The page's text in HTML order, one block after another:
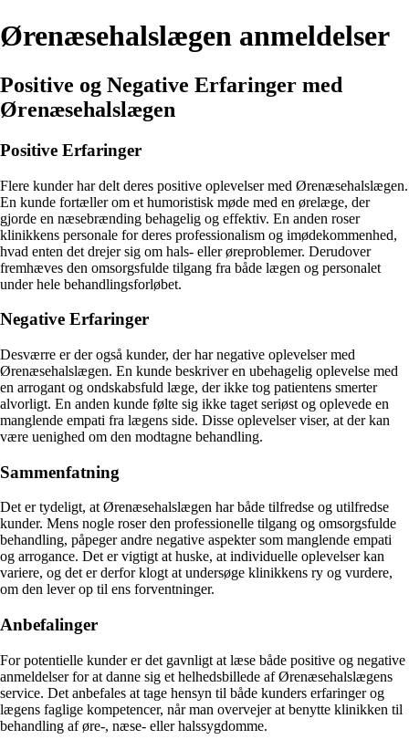
Ørenæsehalslægen anmeldelser
Positive og Negative Erfaringer med
Ørenæsehalslægen
Positive Erfaringer
Flere kunder har delt deres positive oplevelser med Ørenæsehalslægen.
En kunde fortæller om et humoristisk møde med en ørelæge, der
gjorde en næsebrænding behagelig og effektiv. En anden roser
klinikkens personale for deres professionalism og imødekommenhed,
hvad enten det drejer sig om hals- eller øreproblemer. Derudover
fremhæves den omsorgsfulde tilgang fra både lægen og personalet
under hele behandlingsforløbet.
Negative Erfaringer
Desværre er der også kunder, der har negative oplevelser med
Ørenæsehalslægen. En kunde beskriver en ubehagelig oplevelse med
en arrogant og ondskabsfuld læge, der ikke tog patientens smerter
alvorligt. En anden kunde følte sig ikke taget seriøst og oplevede en
manglende empati fra lægens side. Disse oplevelser viser, at der kan
være uenighed om den modtagne behandling.
Sammenfatning
Det er tydeligt, at Ørenæsehalslægen har både tilfredse og utilfredse
kunder. Mens nogle roser den professionelle tilgang og omsorgsfulde
behandling, påpeger andre negative aspekter som manglende empati
og arrogance. Det er vigtigt at huske, at individuelle oplevelser kan
variere, og det er derfor klogt at undersøge klinikkens ry og vurdere,
om den lever op til ens forventninger.
Anbefalinger
For potentielle kunder er det gavnligt at læse både positive og negative
anmeldelser for at danne sig et helhedsbillede af Ørenæsehalslægens
service. Det anbefales at tage hensyn til både kunders erfaringer og
lægens faglige kompetencer, når man overvejer at benytte klinikken til
behandling af øre-, næse- eller halssygdomme.